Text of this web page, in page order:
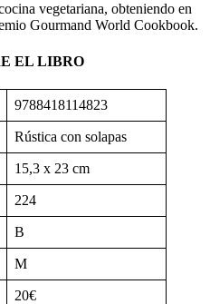
vegetariana, obteniendo en
Gourmand World Cookbook.
EL LIBRO
9788418114823
Rústica con solapas
15,3 x 23 cm
224
B
M
20€